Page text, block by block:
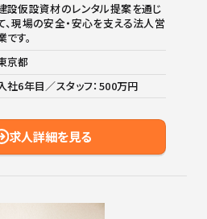
設仮設資材のレンタル提案を通じ
、現場の安全・安心を支える法人営
です。
京都
社6年目／スタッフ：500万円
求人詳細を見る